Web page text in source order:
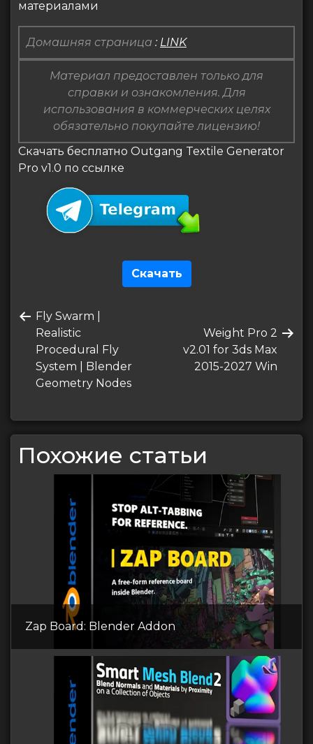
материалами
Домашняя страница : LINK
Материал предоставлен только для
справки и ознакомления. Для
использования в коммерческих целях
обязательно покупайте лицензию!
Скачать бесплатно Outgang Textile Generator
Pro v1.0 по ссылке
Скачать
по
записям
Предыдущая
запись
Fly Swarm |
Realistic
Procedural Fly
System | Blender
Geometry Nodes
Следующая
запись
Weight Pro 2
v2.01 for 3ds Max
2015-2027 Win
Похожие статьи
Zap Board: Blender Addon